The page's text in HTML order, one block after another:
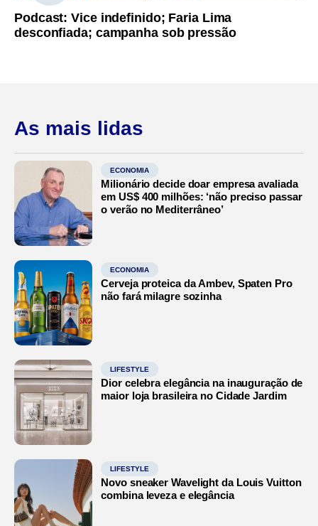
Podcast: Vice indefinido; Faria Lima
desconfiada; campanha sob pressão
As mais lidas
ECONOMIA
Milionário decide doar empresa avaliada
em US$ 400 milhões: ‘não preciso passar
o verão no Mediterrâneo’
ECONOMIA
Cerveja proteica da Ambev, Spaten Pro
não fará milagre sozinha
LIFESTYLE
Dior celebra elegância na inauguração de
maior loja brasileira no Cidade Jardim
LIFESTYLE
Novo sneaker Wavelight da Louis Vuitton
combina leveza e elegância